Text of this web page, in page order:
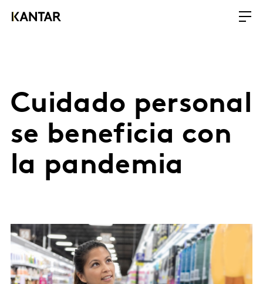
Cuidado personal
se beneficia con
la pandemia